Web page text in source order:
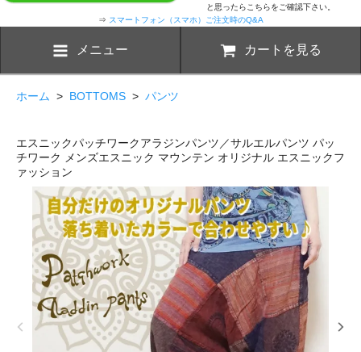
と思ったらこちらをご確認下さい。
⇒ スマートフォン（スマホ）ご注文時のQ&A
メニュー カートを見る
ホーム > BOTTOMS > パンツ
エスニックパッチワークアラジンパンツ／サルエルパンツ パッ
チワーク メンズエスニック マウンテン オリジナル エスニックフ
ァッション